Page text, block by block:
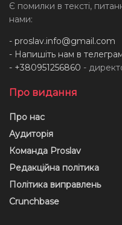
Є помилки в тексті,
нами:
- proslav.info@gmail.com
- Напишіть нам в
- +380951256860 -
Про видання
Про нас
Аудиторія
Команда Proslav
Редакційна політика
Політика виправлень
Crunchbase